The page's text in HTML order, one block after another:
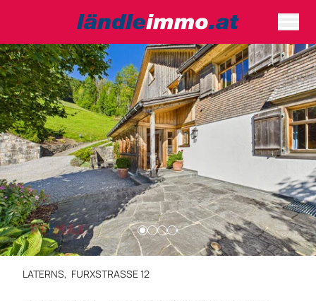
LATERNS, FURXSTRASSE 12